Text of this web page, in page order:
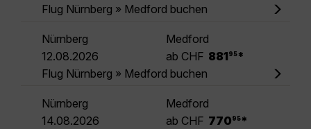
Flug Nürnberg » Medford buchen
Nürnberg
Medford
12.08.2026
ab CHF 881 95 *
Flug Nürnberg » Medford buchen
Nürnberg
Medford
14.08.2026
ab CHF 770 95 *